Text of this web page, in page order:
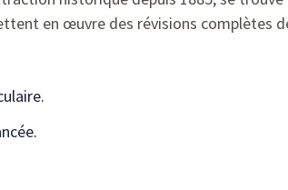
en œuvre des révisions complètes